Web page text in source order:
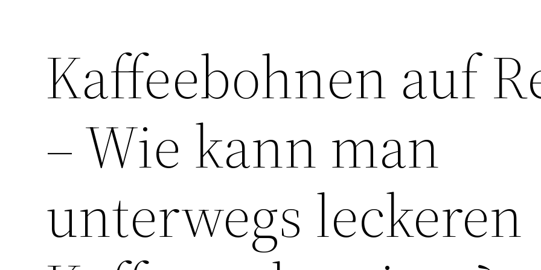
Kaffeebohnen auf
– Wie kann man
unterwegs leckeren